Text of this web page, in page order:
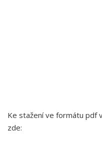
Ke stažení ve formátu pdf
zde: